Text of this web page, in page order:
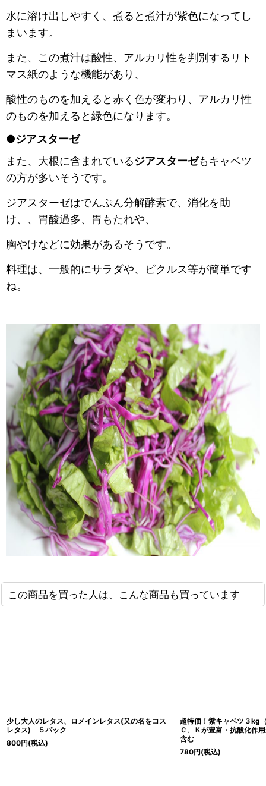
水に溶け出しやすく、煮ると煮汁が紫色になってし
まいます。
また、この煮汁は酸性、アルカリ性を判別するリト
マス紙のような機能があり、
酸性のものを加えると赤く色が変わり、アルカリ性
のものを加えると緑色になります。
●ジアスターゼ
また、大根に含まれているジアスターゼもキャベツ
の方が多いそうです。
ジアスターゼはでんぷん分解酵素で、消化を助
け、、胃酸過多、胃もたれや、
胸やけなどに効果があるそうです。
料理は、一般的にサラダや、ピクルス等が簡単です
ね。
この商品を買った人は、こんな商品も買っています
少し大人のレタス、ロメインレタス(又の名をコス
レタス) ５パック
800円(税込)
超特価！紫キャベツ３kg
Ｃ、Ｋが豊富・抗酸化作
含む
780円(税込)